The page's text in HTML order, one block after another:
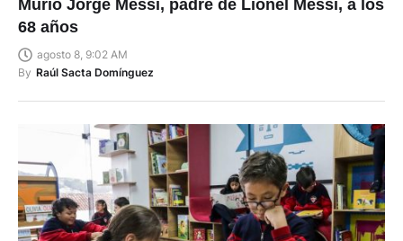
Murió Jorge Messi, padre de Lionel Messi, a los
68 años
agosto 8, 9:02 AM
By Raúl Sacta Domínguez